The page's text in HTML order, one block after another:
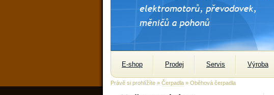
E-shop Prodej Servis Výroba
Právě si prohlížíte » Čerpadla » Oběhová čerpadla